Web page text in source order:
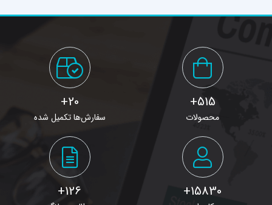
515+
محصولات
20+
سفارش‌ها تکمیل شده
15830+
126+